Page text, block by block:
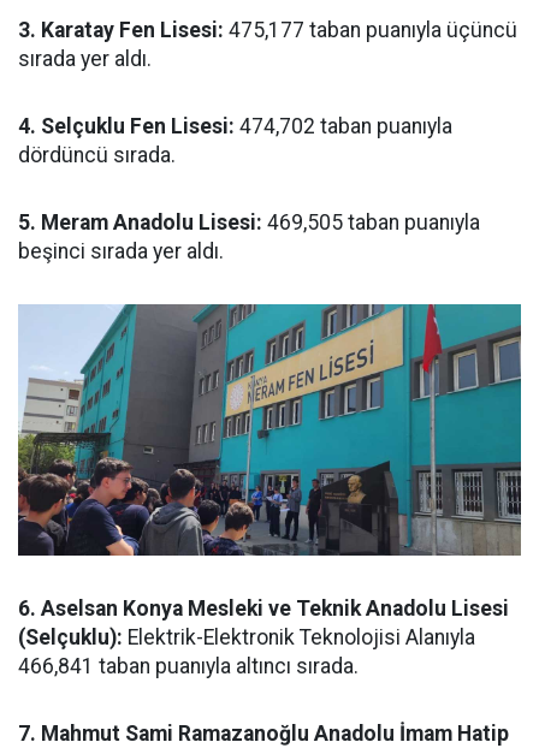
3. Karatay Fen Lisesi: 475,177 taban puanıyla üçüncü
sırada yer aldı.
4. Selçuklu Fen Lisesi: 474,702 taban puanıyla
dördüncü sırada.
5. Meram Anadolu Lisesi: 469,505 taban puanıyla
beşinci sırada yer aldı.
6. Aselsan Konya Mesleki ve Teknik Anadolu Lisesi
(Selçuklu): Elektrik-Elektronik Teknolojisi Alanıyla
466,841 taban puanıyla altıncı sırada.
7. Mahmut Sami Ramazanoğlu Anadolu İmam Hatip